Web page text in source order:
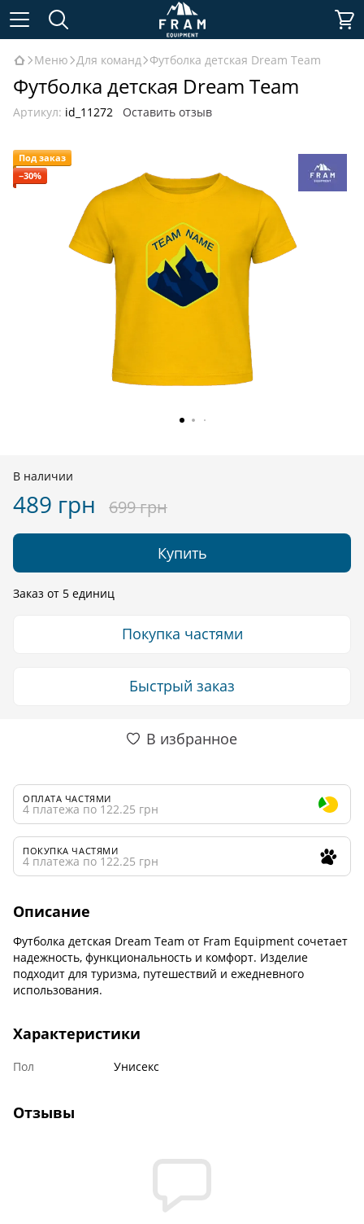
Меню Для команд Футболка детская Dream Team
Футболка детская Dream Team
Артикул: id_11272 Оставить отзыв
Под заказ
−30%
В наличии
489 грн 699 грн
Купить
Заказ от 5 единиц
Покупка частями
Быстрый заказ
В избранное
ОПЛАТА ЧАСТЯМИ
4 платежа по 122.25 грн
ПОКУПКА ЧАСТЯМИ
4 платежа по 122.25 грн
Описание
Футболка детская Dream Team от Fram Equipment сочетает
надежность, функциональность и комфорт. Изделие
подходит для туризма, путешествий и ежедневного
использования.
Характеристики
Пол Унисекс
Отзывы